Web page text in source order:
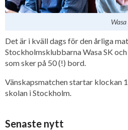
Det är i kväll dags för den årliga
Stockholmsklubbarna Wasa SK
som sker på 50 (!) bord.
Vänskapsmatchen startar klockan
skolan i Stockholm.
Senaste nytt